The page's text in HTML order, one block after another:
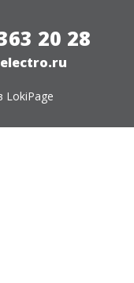
20 28
LokiPage